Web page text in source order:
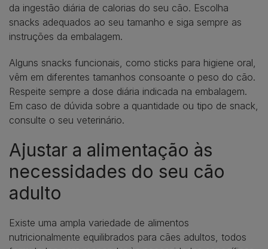
da ingestão diária de calorias do seu cão. Escolha
snacks adequados ao seu tamanho e siga sempre as
instruções da embalagem.
Alguns snacks funcionais, como sticks para higiene oral,
vêm em diferentes tamanhos consoante o peso do cão.
Respeite sempre a dose diária indicada na embalagem.
Em caso de dúvida sobre a quantidade ou tipo de snack,
consulte o seu veterinário.
Ajustar a alimentação às
necessidades do seu cão
adulto
Existe uma ampla variedade de alimentos
nutricionalmente equilibrados para cães adultos, todos